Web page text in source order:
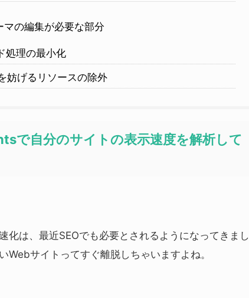
マの編集が必要な部分
処理の最小化
妨げるリソースの除外
で自分のサイトの表示速度を解析して
化は、最近SEOでも必要とされるようになってきまし
Webサイトってすぐ離脱しちゃいますよね。